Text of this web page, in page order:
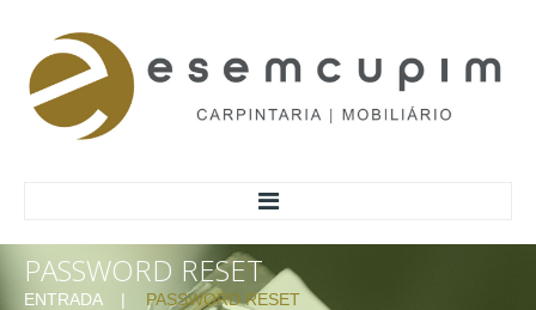
HOME
PASSWORD RESET
ENTRADA PASSWORD RESET